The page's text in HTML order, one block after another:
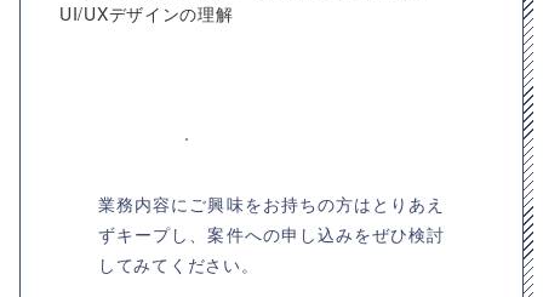
UI/UXデザインの理解
業務内容にご興味をお持ちの方はとりあえ
ずキープし、案件への申し込みをぜひ検討
してみてください。